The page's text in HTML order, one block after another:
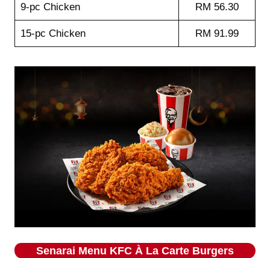
9-pc Chicken RM 56.30
15-pc Chicken RM 91.99
Senarai Menu KFC À La Carte Burgers